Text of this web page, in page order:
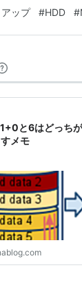
契約しているの
ります。だった
もりでした。
所を考えている
ップ #HDD #
と6はどっち
メモ